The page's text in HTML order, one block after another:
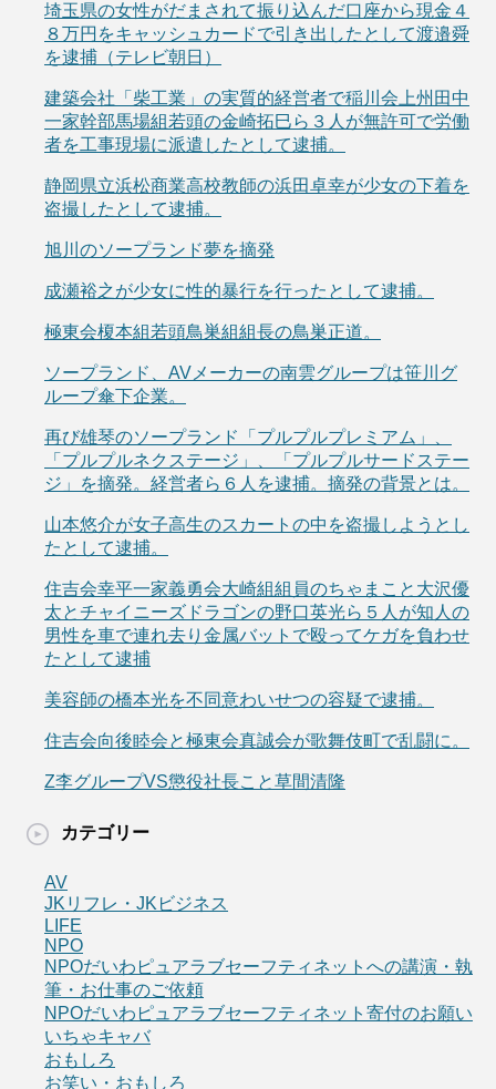
埼玉県の女性がだまされて振り込んだ口座から現金４
８万円をキャッシュカードで引き出したとして渡邉舜
を逮捕（テレビ朝日）
建築会社「柴工業」の実質的経営者で稲川会上州田中
一家幹部馬場組若頭の金崎拓巳ら３人が無許可で労働
者を工事現場に派遣したとして逮捕。
静岡県立浜松商業高校教師の浜田卓幸が少女の下着を
盗撮したとして逮捕。
旭川のソープランド夢を摘発
成瀬裕之が少女に性的暴行を行ったとして逮捕。
極東会榎本組若頭鳥巣組組長の鳥巣正道。
ソープランド、AVメーカーの南雲グループは笹川グ
ループ傘下企業。
再び雄琴のソープランド「プルプルプレミアム」、
「プルプルネクステージ」、「プルプルサードステー
ジ」を摘発。経営者ら６人を逮捕。摘発の背景とは。
山本悠介が女子高生のスカートの中を盗撮しようとし
たとして逮捕。
住吉会幸平一家義勇会大崎組組員のちゃまこと大沢優
太とチャイニーズドラゴンの野口英光ら５人が知人の
男性を車で連れ去り金属バットで殴ってケガを負わせ
たとして逮捕
美容師の橋本光を不同意わいせつの容疑で逮捕。
住吉会向後睦会と極東会真誠会が歌舞伎町で乱闘に。
Z李グループVS懲役社長こと草間清隆
カテゴリー
AV
JKリフレ・JKビジネス
LIFE
NPO
NPOだいわピュアラブセーフティネットへの講演・執
筆・お仕事のご依頼
NPOだいわピュアラブセーフティネット寄付のお願い
いちゃキャバ
おもしろ
お笑い・おもしろ